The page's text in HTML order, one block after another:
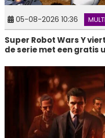
05-08-2026 10:36
Super Robot Wars Y
de serie met een gratis